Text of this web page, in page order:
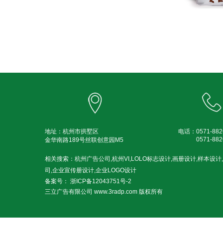
地址：杭州市拱墅区
金华南路189号丝联创意园M5
电话： 0571-
0571-
相关搜索：杭州广告公司,杭州VI,LOLO标志设计,画册设计,样本设
司,企业宣传册设计,企业LOGO设计
备案号： 浙ICP备12043751号-2
三立广告有限公司 www.3radp.com 版权所有